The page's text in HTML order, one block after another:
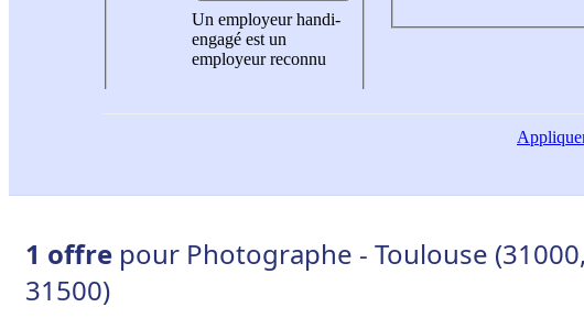
Un employeur handi-
engagé est un
employeur reconnu
1 offre pour Photographe - Toulouse
31500)